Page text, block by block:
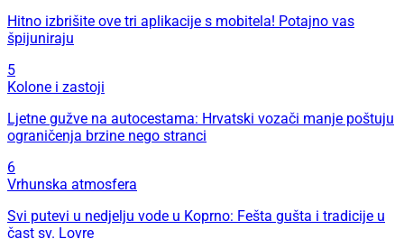
Hitno izbrišite ove tri aplikacije s mobitela! Potajno vas
špijuniraju
5
Kolone i zastoji
Ljetne gužve na autocestama: Hrvatski vozači manje poštuju
ograničenja brzine nego stranci
6
Vrhunska atmosfera
Svi putevi u nedjelju vode u Koprno: Fešta gušta i tradicije u
čast sv. Lovre